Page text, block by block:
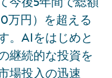
円）を超える
。AIをはじめと
継続的な投資を
場投入の迅速